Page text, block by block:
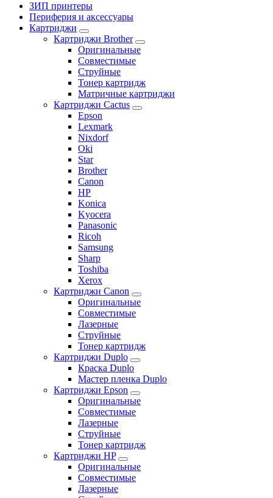
ЗИП принтеры
Периферия и аксессуары
Картриджи
Картриджи Brother
Оригинальные
Совместимые
Струйные
Тонер картридж
Матричные картриджи
Картриджи Cactus
Epson
Lexmark
Nixdorf
Oki
Star
Brother
Canon
HP
Konica
Kyocera
Panasonic
Ricoh
Samsung
Sharp
Toshiba
Xerox
Картриджи Canon
Оригинальные
Совместимые
Лазерные
Струйные
Тонер картридж
Картриджи Duplo
Краска Duplo
Мастер пленка Duplo
Картриджи Epson
Оригинальные
Совместимые
Лазерные
Струйные
Тонер картридж
Картриджи HP
Оригинальные
Совместимые
Лазерные